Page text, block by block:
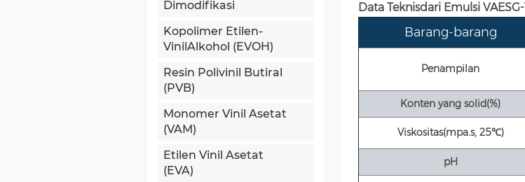
Dimodifikasi
Kopolimer Etilen-
VinilAlkohol (EVOH)
Resin Polivinil Butiral
(PVB)
Monomer Vinil Asetat
(VAM)
Etilen Vinil Asetat
(EVA)
Data Teknisdari Emulsi VAESG-
Barang-barang
Penampilan
Konten yang solid(%)
Viskositas(mpa.s, 25℃)
pH